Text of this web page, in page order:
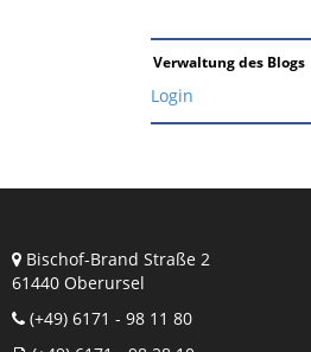
Verwaltung des Blogs
Login
Bischof-Brand Straße 2
61440 Oberursel
(+49) 6171 - 98 11 80